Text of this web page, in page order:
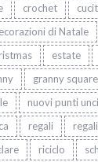
crochet
di Natale
estate
granny square
nuovi punti
regali
riciclo